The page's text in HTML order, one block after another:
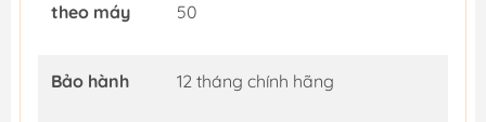
theo máy
50
Bảo hành 12 tháng chính hãng